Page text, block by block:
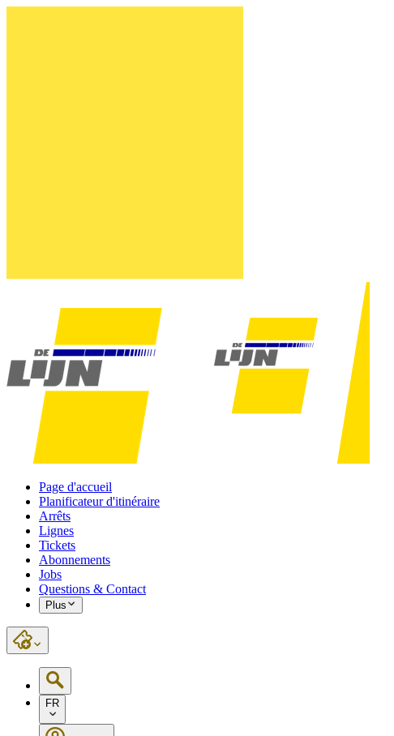
Page d'accueil
Planificateur d'itinéraire
Arrêts
Lignes
Tickets
Abonnements
Jobs
Questions & Contact
Plus
FR